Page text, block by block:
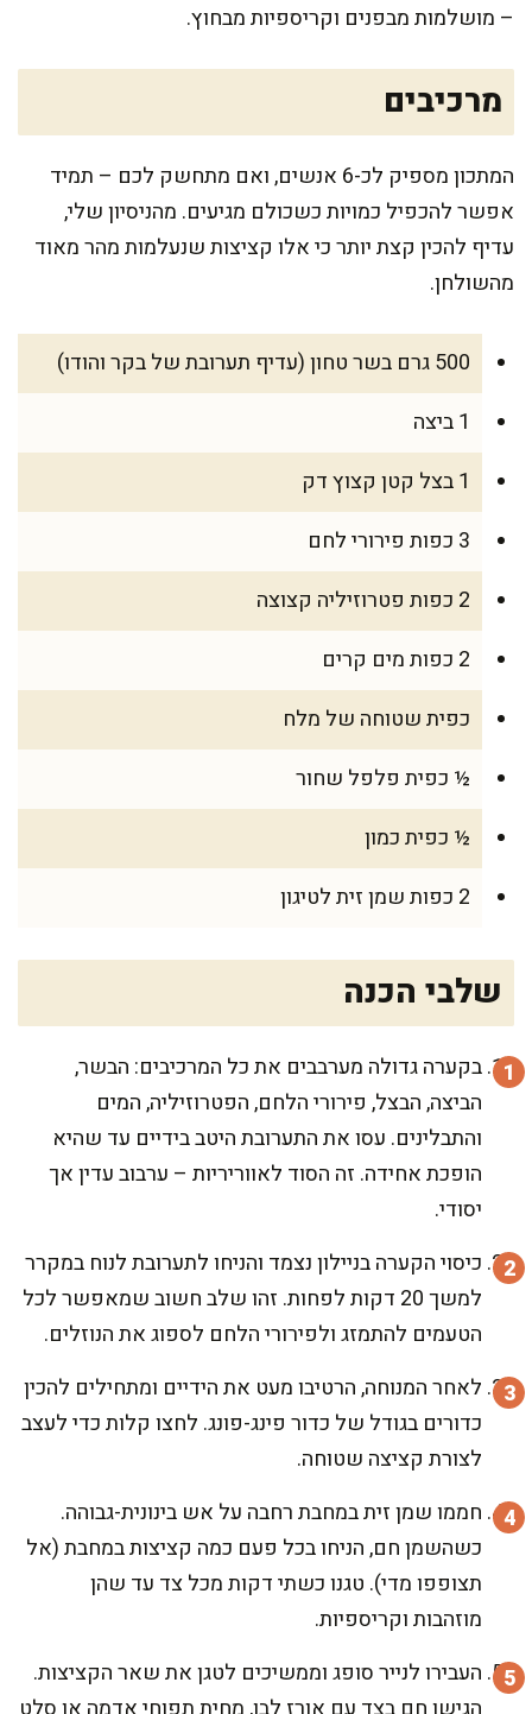
– מושלמות מבפנים וקריספיות מבחוץ.
מרכיבים
המתכון מספיק לכ-6 אנשים, ואם מתחשק לכם – תמיד
אפשר להכפיל כמויות כשכולם מגיעים. מהניסיון שלי,
עדיף להכין קצת יותר כי אלו קציצות שנעלמות מהר מאוד
מהשולחן.
500 גרם בשר טחון (עדיף תערובת של בקר והודו)
1 ביצה
1 בצל קטן קצוץ דק
3 כפות פירורי לחם
2 כפות פטרוזיליה קצוצה
2 כפות מים קרים
כפית שטוחה של מלח
½ כפית פלפל שחור
½ כפית כמון
2 כפות שמן זית לטיגון
שלבי הכנה
בקערה גדולה מערבבים את כל המרכיבים: הבשר,
הביצה, הבצל, פירורי הלחם, הפטרוזיליה, המים
והתבלינים. עסו את התערובת היטב בידיים עד שהיא
הופכת אחידה. זה הסוד לאווריריות – ערבוב עדין אך
יסודי.
כיסוי הקערה בניילון נצמד והניחו לתערובת לנוח במקרר
למשך 20 דקות לפחות. זהו שלב חשוב שמאפשר לכל
הטעמים להתמזג ולפירורי הלחם לספוג את הנוזלים.
לאחר המנוחה, הרטיבו מעט את הידיים ומתחילים להכין
כדורים בגודל של כדור פינג-פונג. לחצו קלות כדי לעצב
לצורת קציצה שטוחה.
חממו שמן זית במחבת רחבה על אש בינונית-גבוהה.
כשהשמן חם, הניחו בכל פעם כמה קציצות במחבת (אל
תצופפו מדי). טגנו כשתי דקות מכל צד עד שהן
מוזהבות וקריספיות.
העבירו לנייר סופג וממשיכים לטגן את שאר הקציצות.